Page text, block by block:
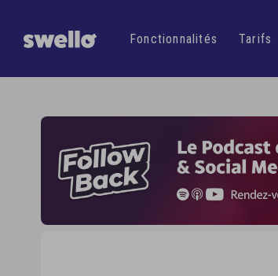
Fonctionnalités Tarifs